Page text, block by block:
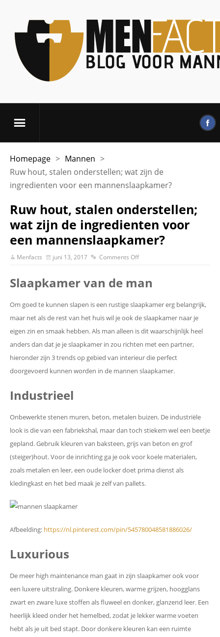
Homepage > Mannen >
Ruw hout, stalen onderstellen; wat zijn de
ingredienten voor een mannenslaapkamer?
Ruw hout, stalen onderstellen;
wat zijn de ingredienten voor
een mannenslaapkamer?
Menfacts juni 13, 2017 Comments Off
Slaapkamer van de man
Om goed te kunnen slapen is een rustige slaapkamer erg belangrijk,
maar net als de rest van het huis wil je ook de slaapkamer naar je
eigen zin en smaak hebben. Als man alleen is dit waarschijnlijk heel
anders dan dat je je slaapkamer in zou richten met een partner,
hieronder zijn 3 trends op gebied van interieur die perfect
doorgevoerd kunnen worden in de mannen slaapkamer.
Industrieel
Onbewerkte stenen muren, beton, metalen buizen. De industriële
look is die van een fabriekshal, maar dan toch stiekem wel een beetje
gepland. Gebruik kleuren van baksteen, grijs van beton en grof
(steiger)hout. Voor de inrichting ga je ook voor koele materialen,
zoals metalen en leer, een oude locker doet prima dienst als
kledingkast en het bed maak je zelf van pallets.
Afbeelding: https://nl.pinterest.com/pin/545780048581886026/
Luxurious
De meer high maintenance man gaat in zijn slaapkamer ook voor
een luxere uitstraling. Donkere kleuren, warme grijzen, hoogglans
zwart en zware luxe stoffen als fluweel en donker, glanzend leer. Een
heerlijk kleed onder het hemelbed, zodat je lekker warme voeten
hebt als je uit bed stapt. Door donkere kleuren kan een ruimte